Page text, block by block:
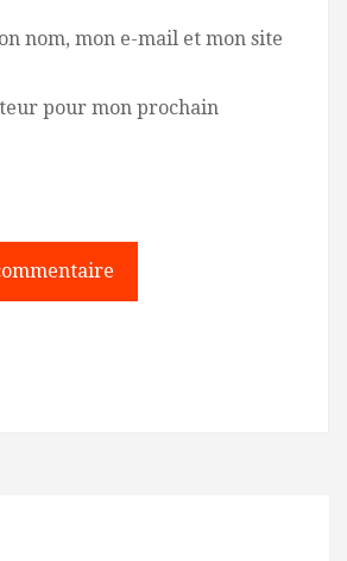
nom, mon e-mail et mon site
pour mon prochain